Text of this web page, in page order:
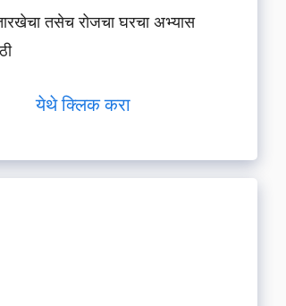
तसेच रोजचा घरचा अभ्यास
येथे क्लिक करा